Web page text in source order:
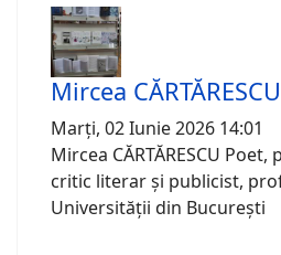
Mircea
Marți, 02 Iunie 2026 14:01
Mircea CĂRTĂRESCU
critic literar și publicist,
Universității din București